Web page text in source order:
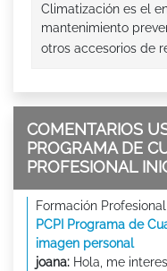
Climatización es el
mantenimiento
otros accesorios de
COMENTARIOS
PROGRAMA DE
PROFESIONAL
Formación Profesional
PCPI Programa de
imagen personal
joana: Hola, me